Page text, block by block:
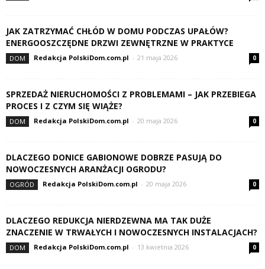
JAK ZATRZYMAĆ CHŁÓD W DOMU PODCZAS UPAŁÓW?
ENERGOOSZCZĘDNE DRZWI ZEWNĘTRZNE W PRAKTYCE
DOM Redakcja PolskiDom.com.pl - 21 maja 2026 0
SPRZEDAŻ NIERUCHOMOŚCI Z PROBLEMAMI – JAK PRZEBIEGA
PROCES I Z CZYM SIĘ WIĄŻE?
DOM Redakcja PolskiDom.com.pl - 20 maja 2026 0
DLACZEGO DONICE GABIONOWE DOBRZE PASUJĄ DO
NOWOCZESNYCH ARANŻACJI OGRODU?
OGRÓD Redakcja PolskiDom.com.pl - 20 maja 2026 0
DLACZEGO REDUKCJA NIERDZEWNA MA TAK DUŻE
ZNACZENIE W TRWAŁYCH I NOWOCZESNYCH INSTALACJACH?
DOM Redakcja PolskiDom.com.pl - 13 kwietnia 2026 0